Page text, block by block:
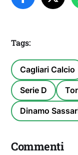
Tags:
Cagliari Calcio
Serie D
Dinamo
Commenti